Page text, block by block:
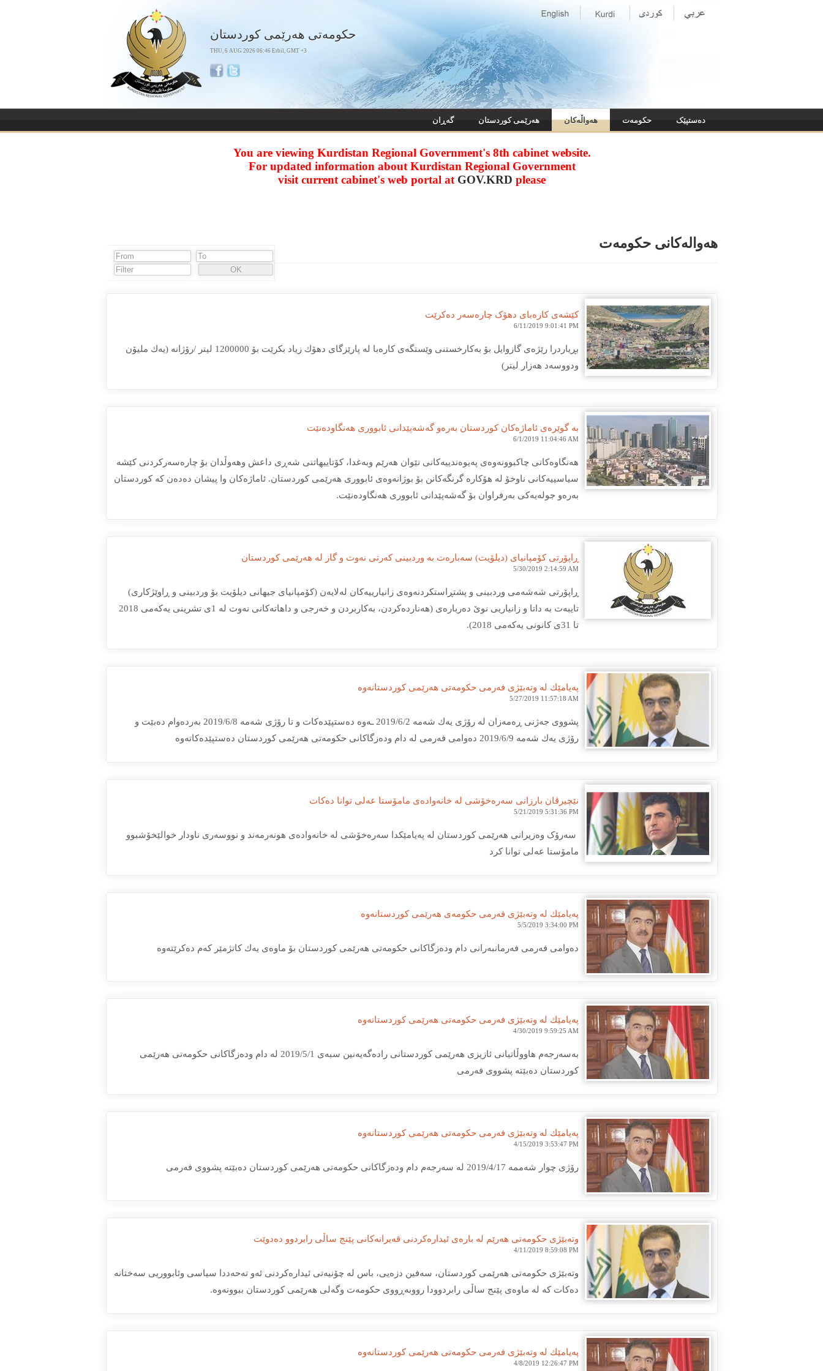
حکومەتی هەرێمی كوردستان
THU, 6 AUG 2026 06:46 Erbil, GMT +3
ده‌ستپێک حکومه‌ت هەواڵەکان هه‌رێمی کوردستان گەڕان
You are viewing Kurdistan Regional Government's 8th cabinet website.
For updated information about Kurdistan Regional Government
visit current cabinet's web portal at GOV.KRD please
هه‌واله‌کانی حکومەت
کێشەی کارەبای دھۆک چارەسەر دەکرێت
6/11/2019 9:01:41 PM
بڕیاردرا رێژەی گازوایل بۆ بەكارخستنی وێستگەی كارەبا لە پارێزگای دهۆك زیاد بكرێت بۆ 1200000 لیتر /رۆژانە (یەك ملیۆن
ودووسەد هەزار لیتر)
بە گوێرەی ئاماژه‌كان كوردستان بەرەو گه‌شه‌پێدانی ئابووری هەنگاودەنێت
6/1/2019 11:04:46 AM
هەنگاوەکانی چاکبوونەوەی پەیوەندییەکانی نێوان هەرێم وبەغدا، كۆتاییهاتنی شه‌ڕی داعش وهەوڵدان بۆ چاره‌سه‌ركردنی كێشه‌
سیاسییه‌كانی ناوخۆ لە هۆکارە گرنگەکانن بۆ بوژانه‌وه‌ی ئابووری هه‌رێمی كوردستان. ئاماژه‌كان وا پیشان ده‌ده‌ن کە كوردستان
بەرەو جوله‌یه‌كی به‌رفراوان بۆ گه‌شه‌پێدانی ئابووری هەنگاودەنێت.
ڕاپۆرتی كۆمپانیای (دیلۆیت) سەبارەت بە وردبینی كەرتی نەوت و گاز لە هەرێمی كوردستان
5/30/2019 2:14:59 AM
ڕاپۆرتی شەشەمی وردبینی و پشتڕاستكردنەوەی زانیارییەكان لەلایەن (كۆمپانیای جیهانی دیلۆیت بۆ وردبینی و ڕاوێژكاری)
تایبەت بە داتا و زانیاریی نوێ دەربارەی (هەناردەكردن، بەكاربردن و خەرجی و داهاتەكانی نەوت لە 1ی تشرینی یەكەمی 2018
تا 31ی كانونی یەكەمی 2018).
پەیامێك لە وتەبێژی فەرمی حكومەتی هەرێمی كوردستانەوە
5/27/2019 11:57:18 AM
پشووی جەژنی ڕەمەزان لە رۆژی یەك شەمە 2019/6/2 ـەوە دەستپێدەكات و تا رۆژی شەمە 2019/6/8 بەردەوام دەبێت و
رۆژی یەك شەمە 2019/6/9 دەوامی فەرمی لە دام ودەزگاكانی حكومەتی هەرێمی كوردستان دەستپێدەكاتەوە
نێچیرڤان بارزانی سه‌ره‌خۆشی له‌ خانه‌واده‌ی مامۆستا عه‌لی توانا ده‌کات
5/21/2019 5:31:36 PM
سه‌رۆک وه‌زیرانی هه‌رێمی کوردستان له‌ په‌یامێکدا سه‌ره‌خۆشی له‌ خانه‌واده‌ی هونەرمەند و نووسەری ناودار خوالێخۆشبوو
مامۆستا عەلی توانا کرد
پەیامێك لە وتەبێژی فەرمی حكومەی هەرێمی كوردستانەوە
5/5/2019 3:34:00 PM
دەوامی فەرمی فەرمانبەرانی دام ودەزگاكانی حكومەتی هەرێمی كوردستان بۆ ماوەی یەك كاتژمێر كەم دەكرێتەوە
پەیامێك لە وتەبێژی فەرمی حكومەتی هەرێمی كوردستانەوە
4/30/2019 9:59:25 AM
بەسەرجەم هاووڵاتیانی ئازیزی هەرێمی كوردستانی رادەگەیەنین سبەی 2019/5/1 لە دام ودەزگاكانی حكومەتی هەرێمی
كوردستان دەبێتە پشووی فەرمی
پەیامێك لە وتەبێژی فەرمی حكومەتی هەرێمی كوردستانەوە
4/15/2019 3:53:47 PM
رۆژی چوار شەممە 2019/4/17 لە سەرجەم دام ودەزگاكانی حكومەتی هەرێمی كوردستان دەبێتە پشووی فەرمی
وته‌بێژی حكومه‌تی هه‌رێم لە بارەی ئیدارەکردنی قه‌یرانه‌كانی پێنج ساڵی رابردوو دەدوێت
4/11/2019 8:59:08 PM
وتەبێژی حکومەتی هەرێمی كوردستان، سەفین دزەیی، باس لە چۆنیەتی ئیدارەکردنی ئەو تەحەددا سیاسی وئابووریی سەختانە
ده‌كات کە لە ماوەی پێنج ساڵی رابردوودا رووبه‌ڕووی حكومه‌ت وگه‌لی هەرێمی كوردستان ببوونه‌وه‌.
پەیامێك لە وتەبێژی فەرمی حكومەتی هەرێمی كوردستانەوە
4/8/2019 12:26:47 PM